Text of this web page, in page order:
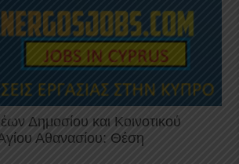
Δημοσίου και Κοινοτικού
Αθανασίου: Θέση